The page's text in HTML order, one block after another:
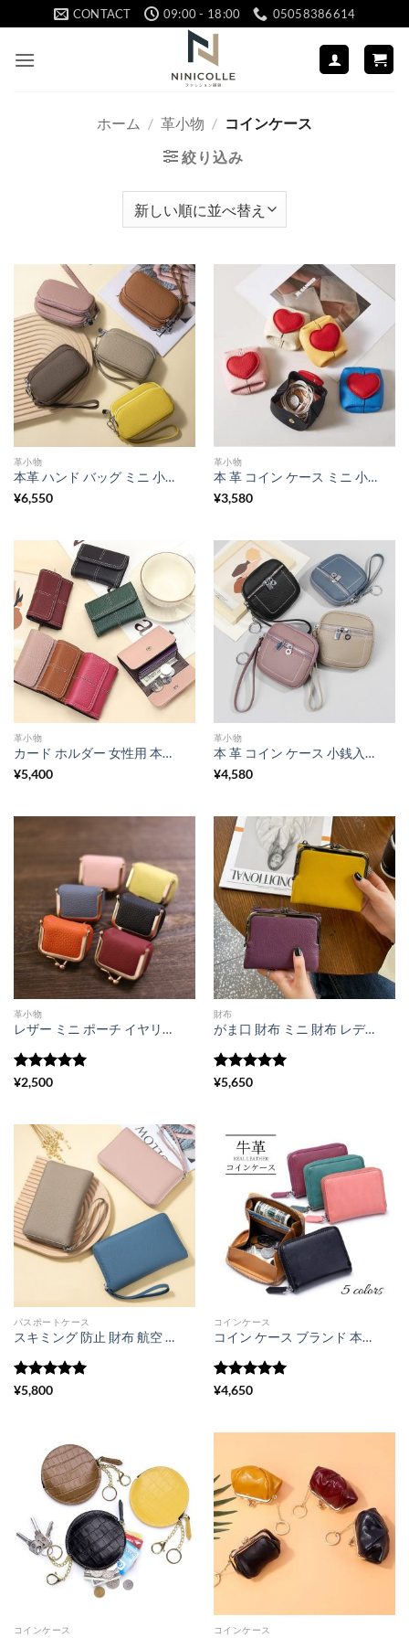
to
content
CONTACT 09:00 - 18:00 05058386614
ホーム / 革小物 / コインケース
絞り込み
革小物
本革 ハンド バッグ ミニ 小銭 入れ ボックス 型 小銭 入れ ミニ 財布 キーホルダー 付き 財布 ストラップ付き コインケース 小物 入れ マルチ ポーチ
¥6,550
革小物
本 革 コイン ケース ミニ 小銭 入れ シュリンク レザー ミニ 財布 小物入れ レザー ミニ アクセサリー ポーチ イヤホンケース レザー 女子 プレゼント おすすめ
¥3,580
革小物
カード ホルダー 女性用 本革 カード ケース アコーディオン カードケース 小銭入れ 革 本革 コインケース 名刺 ケース 牛革 カード入れ 名刺入れ 大 容量
¥5,400
革小物
本 革 コイン ケース 小銭入れ レザー キー ケース コイン ケース ミニ 財布 レディース 40 代 マルチ ポーチ ミニ キーリング 付き コイン ケース 小物 入れ 小さめ コインケース 本 革 ミニ 財布 小銭 入れ カード も 入る
¥4,580
革小物
レザー ミニ ポーチ イヤリング 収納 本革 アクセサリー ケース 本 革 小銭 入れ 革製品 コイン ケース がま口 小銭 入れ ミニ 本革 小物 ちょっとした プレゼント 彼女
5段階中
¥2,500
財布
がま口 財布 ミニ 財布 レディース 40 代 本 革 ミニ 財布 カード が たくさん 入る 財布 本 革 コイン ケース バレンタイン プレゼント 女性 二 つ折り 財布 レディース 使い やすい
5段階中
¥5,650
パスポートケース
スキミング 防止 財布 航空 券 パスポート ケース 多 機能 財布 革 財布 レディース おしゃれ 本 革 コイン ケース 財布 ストラップ 付 ラウンド ファスナー ウォレット 通帳 パスポート 収納 男女兼用
5段階中
¥5,800
コインケース
コイン ケース ブランド 本革 小銭 入れ レディース 使い やすい カード コインケース ボックス型 おしゃれ
5段階中
¥4,650
コインケース コインケース